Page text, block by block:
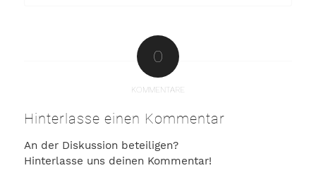
0
KOMMENTARE
Hinterlasse einen Kommentar
An der Diskussion beteiligen?
Hinterlasse uns deinen Kommentar!